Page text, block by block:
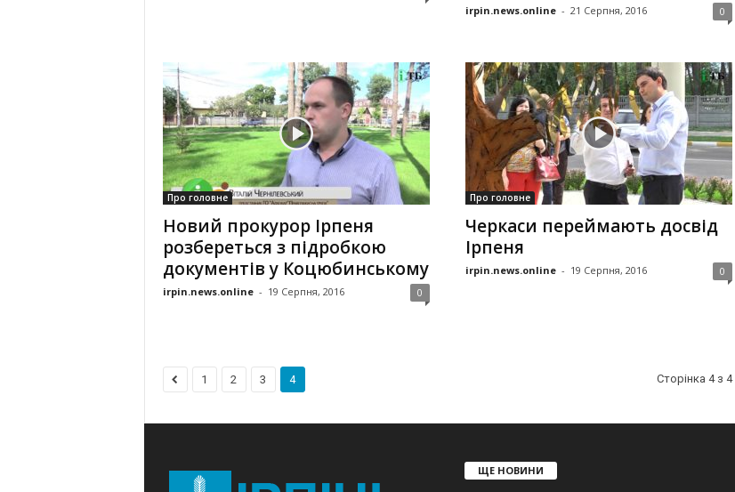
irpin.news.online - 21 Серпня, 2016 0
Про головне
Новий прокурор Ірпеня
розбереться з підробкою
документів у Коцюбинському
irpin.news.online - 19 Серпня, 2016 0
Про головне
Черкаси переймають досвід
Ірпеня
irpin.news.online - 19 Серпня, 2016 0
1 2 3 4 Сторінка 4 з 4
ЩЕ НОВИНИ